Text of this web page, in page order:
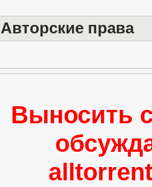
Авторские права
Выносить